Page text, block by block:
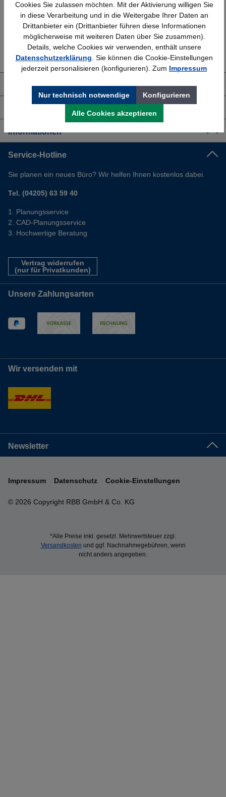
Erfahrung
Bewährt seit 1958
Kostenlose Beratung
(04205) 635940
Über uns
Informationen
Service-Hotline
Sie planen ein neues Büro? Wir helfen Ihnen kostenlos dabei.
Tel. (04205) 63 59 40
Planungsservice
CAD-Planungsservice
Hochwertige Beratung
Vertrag widerrufen
(nur für Privatkunden)
Unsere Zahlungsarten
Wir versenden mit
Newsletter
© 2026 Copyright RBB GmbH & Co. KG
Impressum Datenschutz Cookie-Einstellungen
*Alle Preise inkl. gesetzl. Mehrwertsteuer zzgl.
Versandkosten und ggf. Nachnahmegebühren, wenn
nicht anders angegeben.
Cookies Sie zulassen möchten. Mit der Aktivierung willigen Sie
in diese Verarbeitung und in die Weitergabe Ihrer Daten an
Drittanbieter ein (Drittanbieter führen diese Informationen
möglicherweise mit weiteren Daten über Sie zusammen).
Details, welche Cookies wir verwenden, enthält unsere
Datenschutzerklärung . Sie können die Cookie-Einstellungen
jederzeit personalisieren (konfigurieren). Zum Impressum
Nur technisch notwendige Konfigurieren
Alle Cookies akzeptieren